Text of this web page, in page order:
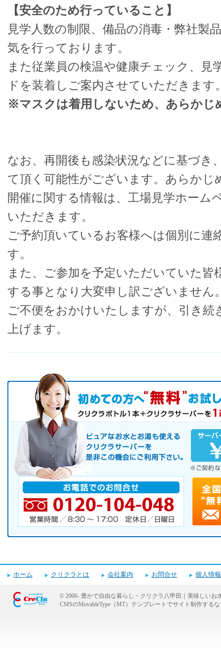
【安全のため行っていること】
見学人数の制限、備品の消毒・弊社製
気を行っております。
また従業員の検温や健康チェック、見
ドを装着しご案内させていただきます
※マスクは着用しないため、あらかじ
なお、再開後も感染状況などに基づき
て頂く可能性がございます。あらかじ
開催に関する情報は、工場見学ホーム
いただきます。
ご予約頂いているお客様へは個別に連
す。
また、ご参加を予定いただいていた皆
する事となり大変申し訳ございません
ご不便をおかけいたしますが、引き続
上げます。
初めての方へ キャンペーン実施中！
お気軽にお申し込み下さい。
ピュアなお水とお湯も使えるクリクラサーバーを是非この機会にご
サーバレンタル
ご自宅まで配送
※ご契約なさらなくても結構です。
お電話でのお問合せ
電話番号・営業時間・定休日
ホーム クリクラとは 会社案内 お問合せ 個人情
© 2006- 豊かで自由な暮らし・クリクラ八甲田｜美味しいお
CMSのMovableType（MT）テンプレートでサイト制作する